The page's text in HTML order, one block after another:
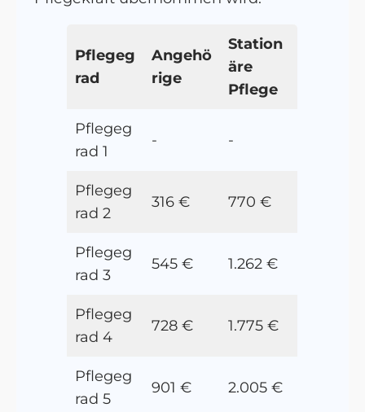
Pflegeg
rad
Angehö
rige
Station
äre
Pflege
Pflegeg
rad 1
- -
Pflegeg
rad 2
316 € 770 €
Pflegeg
rad 3
545 € 1.262 €
Pflegeg
rad 4
728 € 1.775 €
Pflegeg
rad 5
901 € 2.005 €